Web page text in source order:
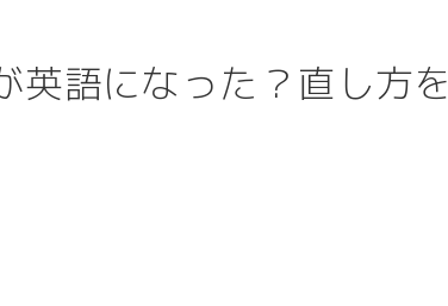
英語になった？直し方